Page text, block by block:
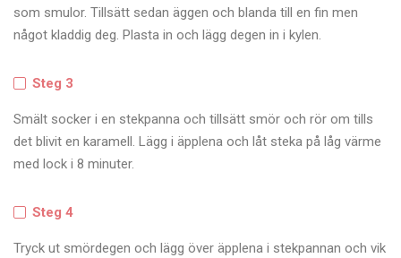
som smulor. Tillsätt sedan äggen och blanda till en fin men
något kladdig deg. Plasta in och lägg degen in i kylen.
Steg 3
Smält socker i en stekpanna och tillsätt smör och rör om tills
det blivit en karamell. Lägg i äpplena och låt steka på låg värme
med lock i 8 minuter.
Steg 4
Tryck ut smördegen och lägg över äpplena i stekpannan och vik